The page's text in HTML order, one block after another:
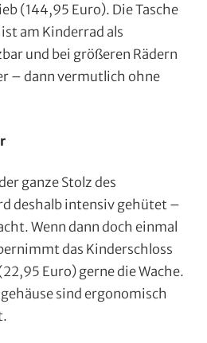
(144,95 Euro). Die Tasche
am Kinderrad als
und bei größeren Rädern
– dann vermutlich ohne
ganze Stolz des
deshalb intensiv gehütet –
Wenn dann doch einmal
das Kinderschloss
Euro) gerne die Wache.
sind ergonomisch